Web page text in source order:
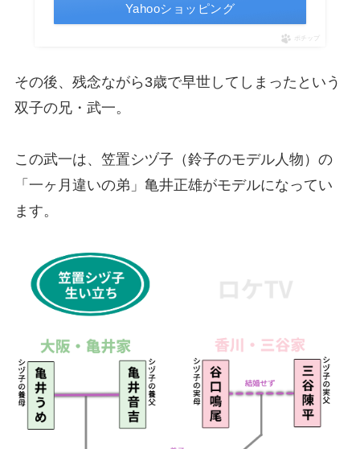
Yahooショッピング
ポチップ
その後、残念ながら3歳で早世してしまったという
双子の兄・武一。
この武一は、笠置シヅ子（鈴子のモデル人物）の
「一ヶ月違いの弟」亀井正雄がモデルになってい
ます。